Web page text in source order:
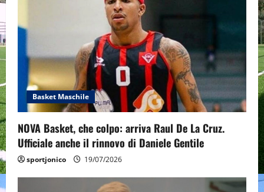
a
n
Basket Maschile
NOVA Basket, che colpo: arriva Raul De La Cruz.
Ufficiale anche il rinnovo di Daniele Gentile
sportjonico 19/07/2026